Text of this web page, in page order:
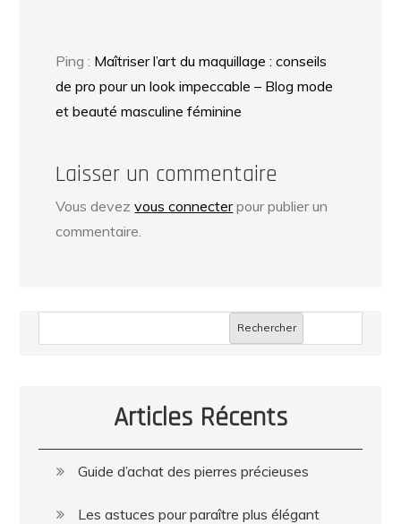
Ping : Maîtriser l’art du maquillage : conseils
de pro pour un look impeccable – Blog mode
et beauté masculine féminine
Laisser un commentaire
Vous devezvous connecterpour publier un
commentaire.
Rechercher
Articles Récents
Guide d’achat des pierres précieuses
Les astuces pour paraître plus élégant